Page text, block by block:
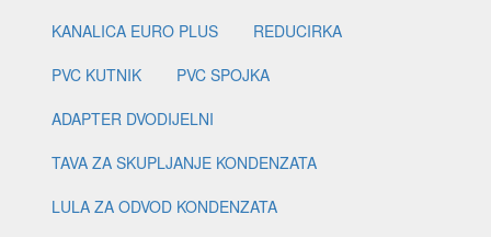
KANALICA EURO PLUS
REDUCIRKA
PVC KUTNIK
PVC SPOJKA
ADAPTER DVODIJELNI
TAVA ZA SKUPLJANJE KONDENZATA
LULA ZA ODVOD KONDENZATA